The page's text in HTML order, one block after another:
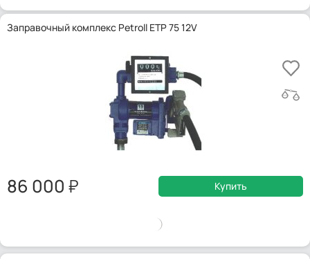
Заправочный комплекс Petroll ETP 75 12V
86 000 Купить